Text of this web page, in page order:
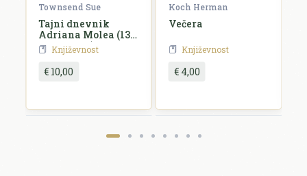
Townsend Sue
Tajni dnevnik
Adriana Molea (13
3/4 godina)
Književnost
€ 10,00
Koch Herman
Večera
Književnost
€ 4,00